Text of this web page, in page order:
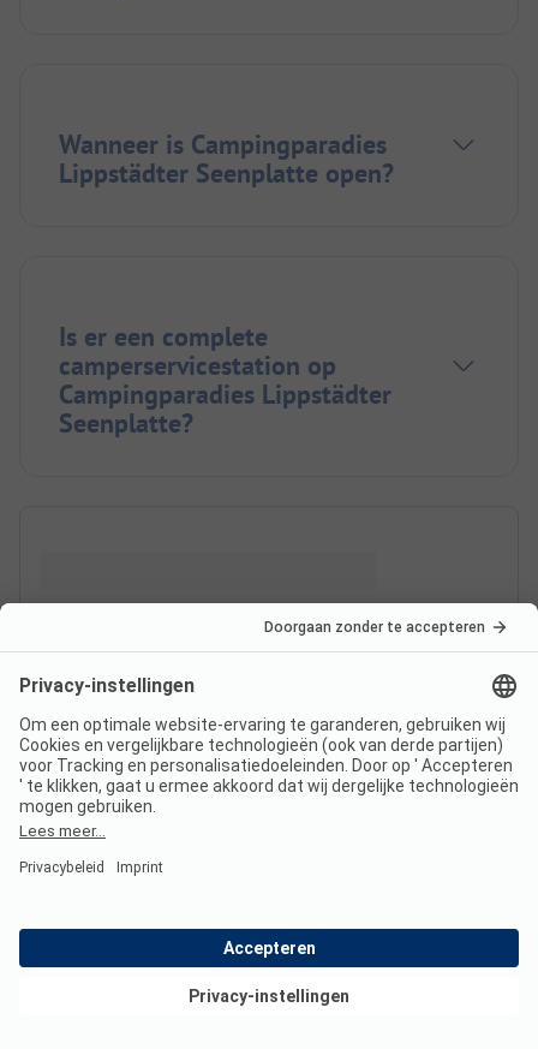
Wanneer is Campingparadies
Lippstädter Seenplatte open?
Is er een complete
camperservicestation op
Campingparadies Lippstädter
Seenplatte?